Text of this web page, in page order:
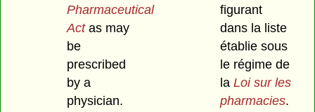
Pharmaceutical
Actas may
be
prescribed
by a
physician.
figurant
dans la liste
établie sous
le régime de
la Loi sur les
pharmacies.